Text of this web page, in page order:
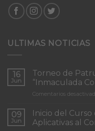
ULTIMAS NOTICIAS
16
Jun
Torneo de
“Inmaculada
Comentarios
09
Jun
Inicio del
Aplicativas al